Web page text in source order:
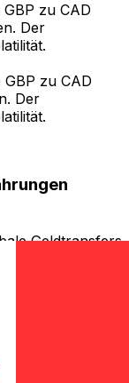
zu CAD
Der
zu CAD
Der
Geldtransfers